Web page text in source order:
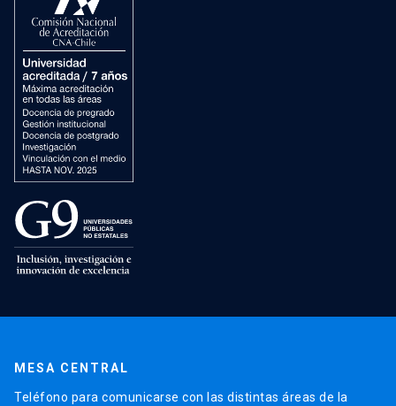
MESA CENTRAL
Teléfono para comunicarse con las distintas áreas de la